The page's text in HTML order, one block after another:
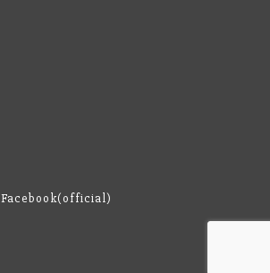
Facebook(official)